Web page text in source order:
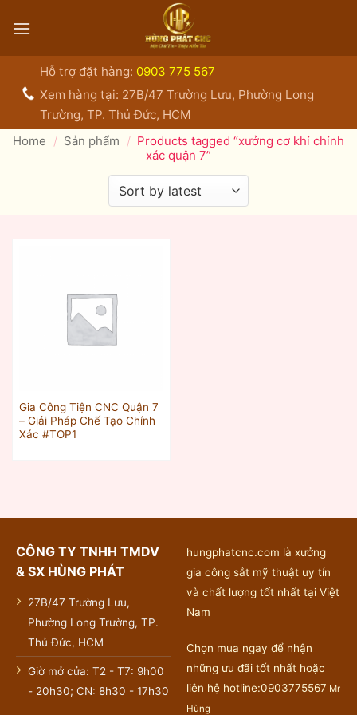
qua
Hỗ trợ đặt hàng: 0903 775 567
Xem hàng tại: 27B/47 Trường Lưu, Phường Long
Trường, TP. Thủ Đức, HCM
Home / Sản phẩm / Products tagged “xưởng cơ khí chính
xác quận 7”
Gia Công Tiện CNC Quận 7
– Giải Pháp Chế Tạo Chính
Xác #TOP1
CÔNG TY TNHH TMDV
& SX HÙNG PHÁT
27B/47 Trường Lưu,
Phường Long Trường, TP.
Thủ Đức, HCM
Giờ mở cửa: T2 - T7: 9h00
- 20h30; CN: 8h30 - 17h30
hungphatcnc.com là xưởng
gia công sắt mỹ thuật uy tín
và chất lượng tốt nhất tại Việt
Nam
Chọn mua ngay để nhận
những ưu đãi tốt nhất hoặc
liên hệ hotline:0903775567 Mr
Hùng